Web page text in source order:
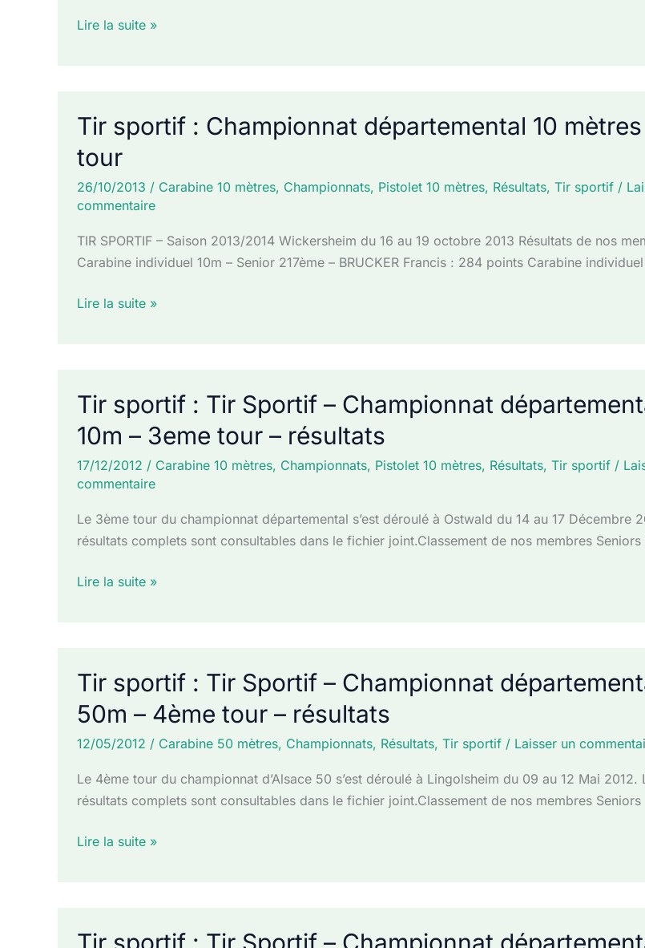
Tir
10m
–
Lire la suite »
Tir sportif : Championnat départemental 10 mètres
tour
26/10/2013 / Carabine 10 mètres, Championnats, Pistolet 10 mètres, Résultats, Tir sportif /
commentaire
TIR SPORTIF – Saison 2013/2014 Wickersheim du 16 au 19 octobre 2013 Résultats de nos
Carabine individuel 10m – Senior 217ème – BRUCKER Francis : 284 points Carabine individuel
Tir
10
mètres
tour
Lire la suite »
Tir sportif : Tir Sportif – Championnat
10m – 3eme tour – résultats
17/12/2012 / Carabine 10 mètres, Championnats, Pistolet 10 mètres, Résultats, Tir sportif /
commentaire
Le 3ème tour du championnat départemental s’est déroulé à Ostwald du 14 au 17 Décembre
résultats complets sont consultables dans le fichier joint.Classement de nos membres
Tir
Championnat
10m
–
3eme
–
Lire la suite »
Tir sportif : Tir Sportif – Championnat
50m – 4ème tour – résultats
12/05/2012 / Carabine 50 mètres, Championnats, Résultats, Tir sportif / Laisser un
Le 4ème tour du championnat d’Alsace 50 s’est déroulé à Lingolsheim du 09 au 12 Mai 2012.
résultats complets sont consultables dans le fichier joint.Classement de nos membres Seniors
Tir
Lire la suite »